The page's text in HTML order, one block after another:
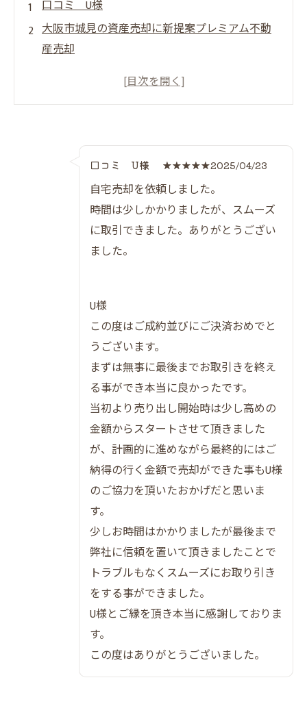
口コミ U様
大阪市城見の資産売却に新提案プレミアム不動
産売却
大阪市城見でプレミアム不動産売却の全体
知る
だんらん住宅で高値売却を目指すコツ
大阪市の不動産売却と他エリア比較
プレミアム不動産売却で実現する安心の高値売
プレミアム不動産売却のメリットと安心感
売却成功者の体験談から学ぶポイント
だんらん住宅の独自サポート内容を紹介
高値売却のための市場動向チェック法
物件価値を最大化したい方へだんらん住宅の魅
物件価値を高めるプレミアム不動産売却術
だんらん住宅が提供する独自サービス一覧
中古物件の魅力を引き出すコツを解説
建物状況調査で安心をプラスする方法
集客力を高めるオリジナル図面の工夫
高く売るなら知っておくべきプレミアム売却の
高値売却の裏側にある戦略を徹底解明
プレミアム不動産売却の成功事例比較
だんらん住宅が選ばれる理由を深掘り
売却における注意点とトラブル対策
口コミ U様 ★★★★★2025/04/23
自宅売却を依頼しました。
時間は少しかかりましたが、スムーズ
に取引できました。ありがとうござい
ました。
U様
この度はご成約並びにご決済おめでと
うございます。
まずは無事に最後までお取引きを終え
る事ができ本当に良かったです。
当初より売り出し開始時は少し高めの
金額からスタートさせて頂きました
が、計画的に進めながら最終的にはご
納得の行く金額で売却ができた事もU様
のご協力を頂いたおかげだと思いま
す。
少しお時間はかかりましたが最後まで
弊社に信頼を置いて頂きましたことで
トラブルもなくスムーズにお取り引き
をする事ができました。
U様とご縁を頂き本当に感謝しておりま
す。
この度はありがとうございました。